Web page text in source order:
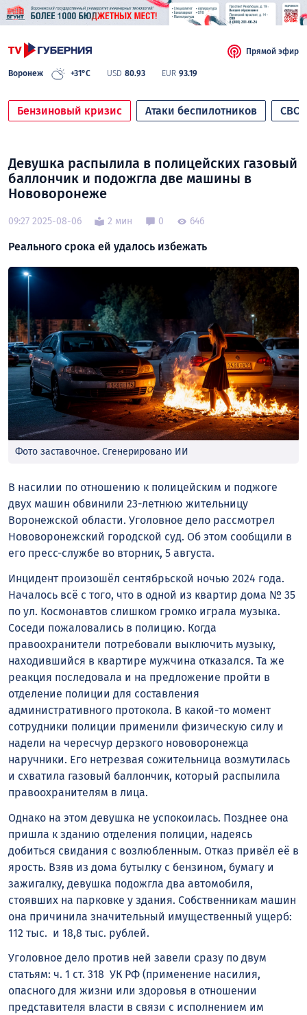
Воронеж +31°C USD 80.93 EUR 93.19
Прямой эфир
Бензиновый кризис Атаки беспилотников СВО
Девушка распылила в полицейских газовый
баллончик и подожгла две машины в
Нововоронеже
09:27 2025-08-06 2 мин 0 646
Реального срока ей удалось избежать
Фото заставочное. Сгенерировано ИИ
В насилии по отношению к полицейским и поджоге
двух машин обвинили 23-летнюю жительницу
Воронежской области. Уголовное дело рассмотрел
Нововоронежский городской суд. Об этом сообщили в
его пресс-службе во вторник, 5 августа.
Инцидент произошёл сентябрьской ночью 2024 года.
Началось всё с того, что в одной из квартир дома № 35
по ул. Космонавтов слишком громко играла музыка.
Соседи пожаловались в полицию. Когда
правоохранители потребовали выключить музыку,
находившийся в квартире мужчина отказался. Та же
реакция последовала и на предложение пройти в
отделение полиции для составления
административного протокола. В какой-то момент
сотрудники полиции применили физическую силу и
надели на чересчур дерзкого нововоронежца
наручники. Его нетрезвая сожительница возмутилась
и схватила газовый баллончик, который распылила
правоохранителям в лица.
Однако на этом девушка не успокоилась. Позднее она
пришла к зданию отделения полиции, надеясь
добиться свидания с возлюбленным. Отказ привёл её в
ярость. Взяв из дома бутылку с бензином, бумагу и
зажигалку, девушка подожгла два автомобиля,
стоявших на парковке у здания. Собственникам машин
она причинила значительный имущественный ущерб:
112 тыс. и 18,8 тыс. рублей.
Уголовное дело против ней завели сразу по двум
статьям: ч. 1 ст. 318 УК РФ (применение насилия,
опасного для жизни или здоровья в отношении
представителя власти в связи с исполнением им